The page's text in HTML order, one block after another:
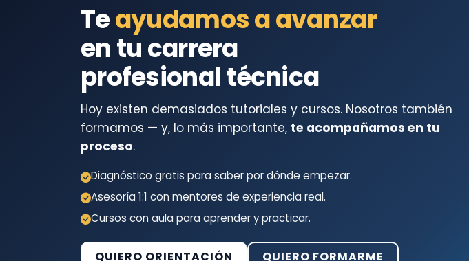
Teayudamos a avanzar
en tu carrera
profesional técnica
Hoy existen demasiados tutoriales y cursos. Nosotros también
formamos — y, lo más importante, te acompañamos en tu
proceso.
Diagnóstico gratis para saber por dónde empezar.
Asesoría 1:1 con mentores de experiencia real.
Cursos con aula para aprender y practicar.
QUIERO ORIENTACIÓN QUIERO FORMARME